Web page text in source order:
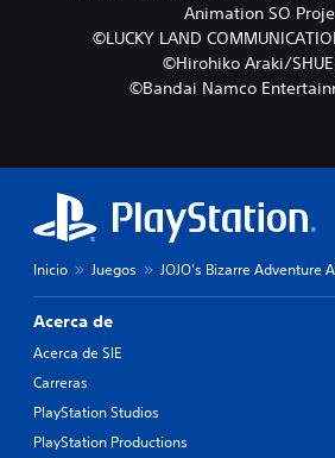
Animation SO
©LUCKY LAND
©Hirohiko Araki/
©Bandai Namco
Inicio Juegos JOJO's Bizarre Adventure
Acerca de
Acerca de SIE
Carreras
PlayStation Studios
PlayStation Productions